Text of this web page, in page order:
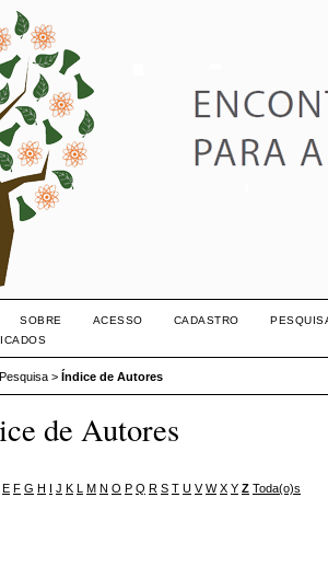
SOBRE ACESSO CADASTRO
Pesquisa > Índice de Autores
de Autores
E F G H I J K L M N O P Q R S T U V W X Y Z Toda(o)s